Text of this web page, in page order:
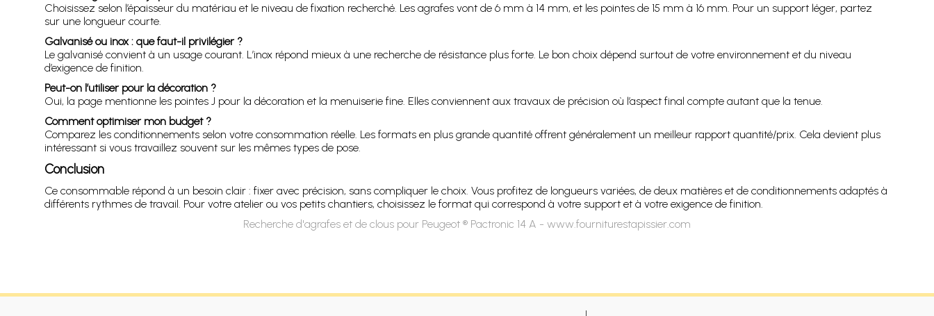
Choisissez selon l’épaisseur du matériau et le niveau de fixation recherché. Les agrafes vont de 6 mm à 14 mm, et les pointes de 15 mm à 16 mm. Pour un support léger, partez
sur une longueur courte.
Galvanisé ou inox : que faut-il privilégier ?
Le galvanisé convient à un usage courant. L’inox répond mieux à une recherche de résistance plus forte. Le bon choix dépend surtout de votre environnement et du niveau
d’exigence de finition.
Peut-on l’utiliser pour la décoration ?
Oui, la page mentionne les pointes J pour la décoration et la menuiserie fine. Elles conviennent aux travaux de précision où l’aspect final compte autant que la tenue.
Comment optimiser mon budget ?
Comparez les conditionnements selon votre consommation réelle. Les formats en plus grande quantité offrent généralement un meilleur rapport quantité/prix. Cela devient plus
intéressant si vous travaillez souvent sur les mêmes types de pose.
Conclusion
Ce consommable répond à un besoin clair : fixer avec précision, sans compliquer le choix. Vous profitez de longueurs variées, de deux matières et de conditionnements adaptés à
différents rythmes de travail. Pour votre atelier ou vos petits chantiers, choisissez le format qui correspond à votre support et à votre exigence de finition.
Recherche d'agrafes et de clous pour Peugeot ® Pactronic 14 A - www.fourniturestapissier.com